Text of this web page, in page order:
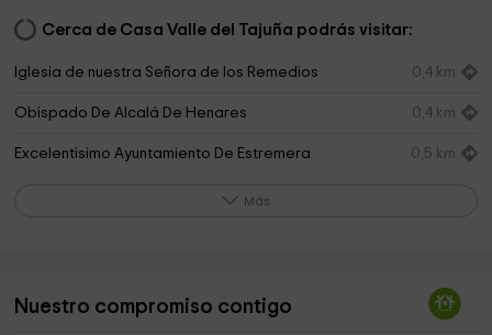
Cerca de Casa Valle del Tajuña podrás visitar:
Iglesia de nuestra Señora de los Remedios 0,4 km
Obispado De Alcalá De Henares 0,4 km
Excelentisimo Ayuntamiento De Estremera 0,5 km
Tanatorio 5,8 km
Más
Nuestro compromiso contigo